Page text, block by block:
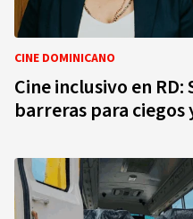
CINE DOMINICANO
Cine inclusivo en
barreras para ciegos